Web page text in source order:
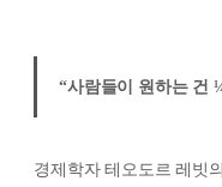
“사람들이 원하는 건
경제학자 테오도르 레빗